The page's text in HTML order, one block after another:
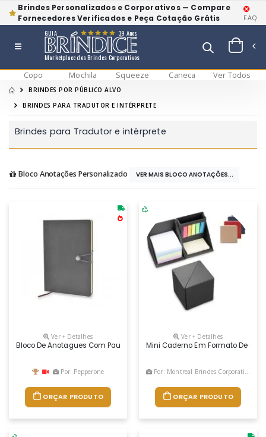
Brindes Personalizados e Corporativos — Compare
Fornecedores Verificados e Peça Cotação Grátis
FAQ
Marketplace dos Brindes Corporativos
GUIA 39 Anos
Copo Mochila Squeeze Caneca Ver Todos
BRINDES POR PÚBLICO ALVO
BRINDES PARA TRADUTOR E INTÉRPRETE
Brindes para Tradutor e intérprete
Bloco Anotações Personalizado VER MAIS BLOCO ANOTAÇÕES...
Ver + Detalhes
Bloco De Anotagues Com Pautas Personalizado
Por: Pepperone
ORÇAR PRODUTO
Ver + Detalhes
Mini Caderno Em Formato De
Por: Montreal Brindes Corporativos
ORÇAR PRODUTO